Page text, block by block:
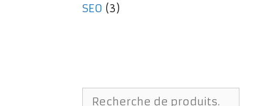
SEO (3)
Recherche